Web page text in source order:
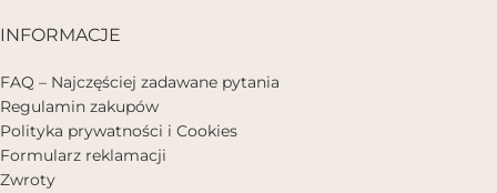
INFORMACJE
FAQ – Najczęściej zadawane pytania
Regulamin zakupów
Polityka prywatności i Cookies
Formularz reklamacji
Zwroty